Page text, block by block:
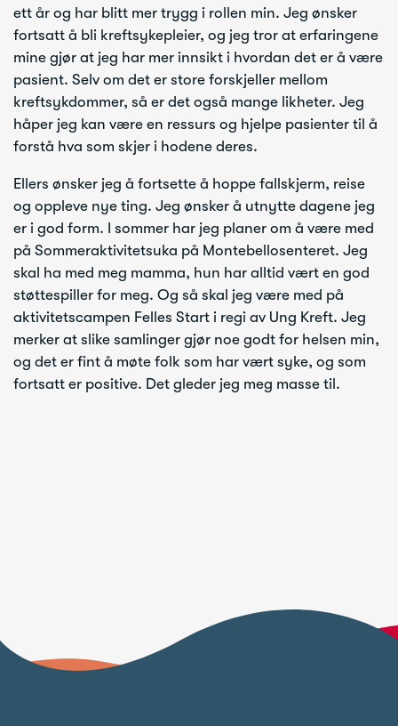
ett år og har blitt mer trygg i rollen min. Jeg ønsker
fortsatt å bli kreftsykepleier, og jeg tror at erfaringene
mine gjør at jeg har mer innsikt i hvordan det er å være
pasient. Selv om det er store forskjeller mellom
kreftsykdommer, så er det også mange likheter. Jeg
håper jeg kan være en ressurs og hjelpe pasienter til å
forstå hva som skjer i hodene deres.
Ellers ønsker jeg å fortsette å hoppe fallskjerm, reise
og oppleve nye ting. Jeg ønsker å utnytte dagene jeg
er i god form. I sommer har jeg planer om å være med
på Sommeraktivitetsuka på Montebellosenteret. Jeg
skal ha med meg mamma, hun har alltid vært en god
støttespiller for meg. Og så skal jeg være med på
aktivitetscampen Felles Start i regi av Ung Kreft. Jeg
merker at slike samlinger gjør noe godt for helsen min,
og det er fint å møte folk som har vært syke, og som
fortsatt er positive. Det gleder jeg meg masse til.